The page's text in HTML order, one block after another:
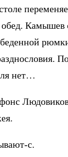
Камышев
нет…
с.